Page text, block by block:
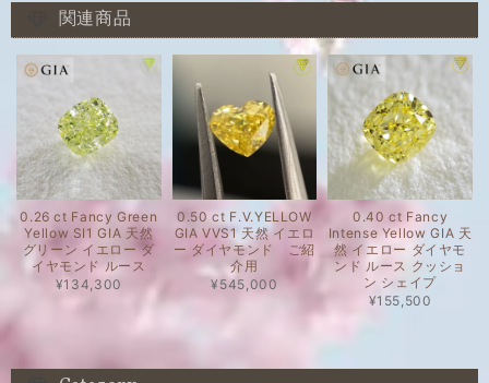
関連商品
0.26 ct Fancy Green
Yellow SI1 GIA 天然
グリーン イエロー ダ
イヤモンド ルース
¥134,300
0.50 ct F.V.YELLOW
GIA VVS1 天然 イエロ
ー ダイヤモンド ご紹
介用
¥545,000
0.40 ct Fancy
Intense Yellow GIA 天
然 イエロー ダイヤモ
ンド ルース クッショ
ン シェイプ
¥155,500